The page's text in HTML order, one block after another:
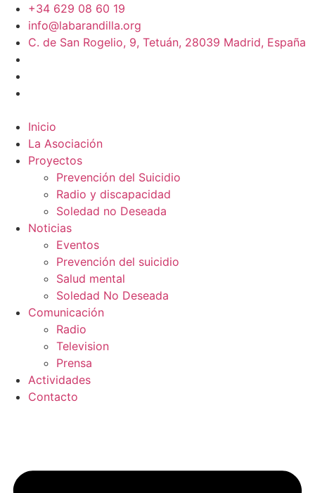
+34 629 08 60 19
info@labarandilla.org
C. de San Rogelio, 9, Tetuán, 28039 Madrid, España
Inicio
La Asociación
Proyectos
Prevención del Suicidio
Radio y discapacidad
Soledad no Deseada
Noticias
Eventos
Prevención del suicidio
Salud mental
Soledad No Deseada
Comunicación
Radio
Television
Prensa
Actividades
Contacto